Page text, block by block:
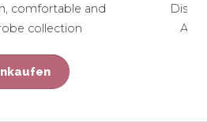
comfortable and
collection